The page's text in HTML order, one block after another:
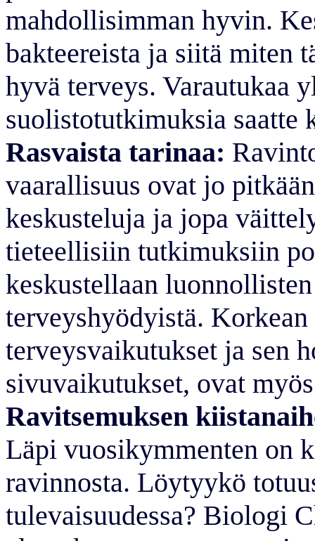
mahdollisimman hyvin.
bakteereista ja siitä miten
hyvä terveys. Varautukaa
suolistotutkimuksia saatte
Rasvaista tarinaa:
vaarallisuus ovat jo
keskusteluja ja jopa
tieteellisiin tutkimuksiin
keskustellaan
terveyshyödyistä.
terveysvaikutukset ja sen
sivuvaikutukset, ovat
Ravitsemuksen
Läpi vuosikymmenten on
ravinnosta. Löytyykö
tulevaisuudessa? Biologi